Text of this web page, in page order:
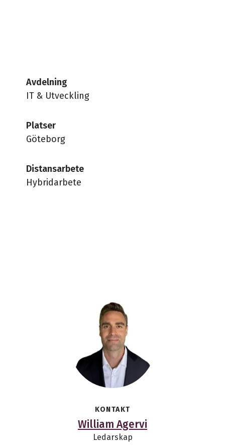
Avdelning
IT & Utveckling
Platser
Göteborg
Distansarbete
Hybridarbete
KONTAKT
William Agervi
Ledarskap